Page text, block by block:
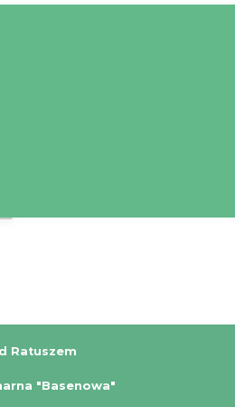
Ratuszem
"Basenowa"